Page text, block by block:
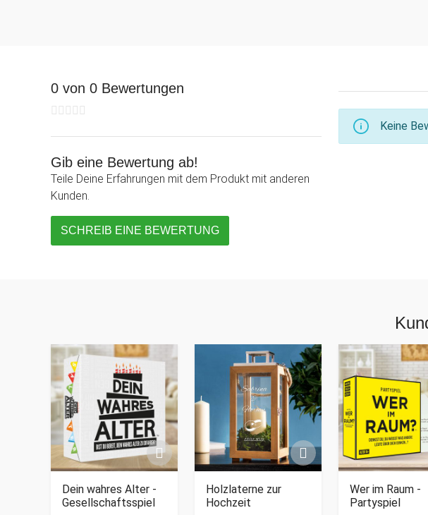
0 von 0 Bewertungen
Gib eine Bewertung ab!
Teile Deine Erfahrungen mit dem Produkt mit anderen
Kunden.
SCHREIB EINE BEWERTUNG
Keine
Dein wahres Alter -
Gesellschaftsspiel
Holzlaterne zur
Hochzeit
Wer im Raum -
Partyspiel